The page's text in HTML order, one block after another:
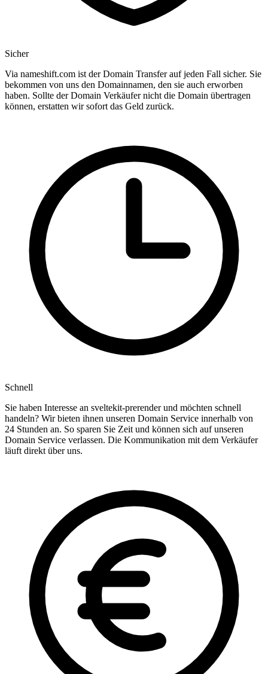
Sicher
Via nameshift.com ist der Domain Transfer auf jeden Fall sicher. Sie
bekommen von uns den Domainnamen, den sie auch erworben
haben. Sollte der Domain Verkäufer nicht die Domain übertragen
können, erstatten wir sofort das Geld zurück.
Schnell
Sie haben Interesse an sveltekit-prerender und möchten schnell
handeln? Wir bieten ihnen unseren Domain Service innerhalb von
24 Stunden an. So sparen Sie Zeit und können sich auf unseren
Domain Service verlassen. Die Kommunikation mit dem Verkäufer
läuft direkt über uns.